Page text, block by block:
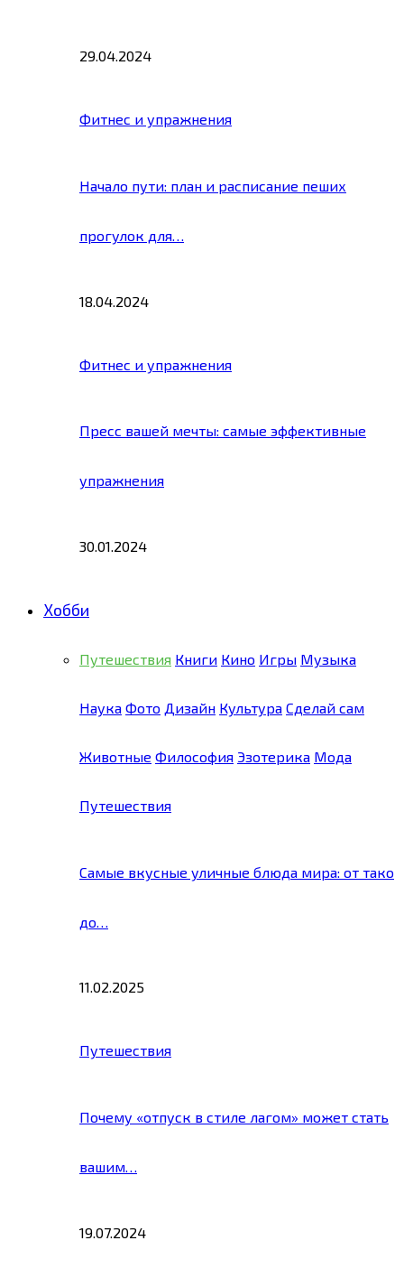
29.04.2024
Фитнес и упражнения
Начало пути: план и расписание пеших
прогулок для…
18.04.2024
Фитнес и упражнения
Пресс вашей мечты: самые эффективные
упражнения
30.01.2024
Хобби
Путешествия Книги Кино Игры Музыка
Наука Фото Дизайн Культура Сделай сам
Животные Философия Эзотерика Мода
Путешествия
Самые вкусные уличные блюда мира: от тако
до…
11.02.2025
Путешествия
Почему «отпуск в стиле лагом» может стать
вашим…
19.07.2024